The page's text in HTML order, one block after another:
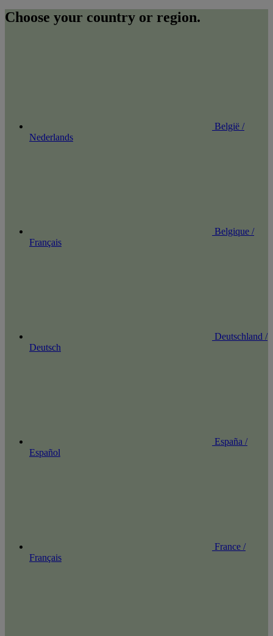
Choose your country or region.
België /
Nederlands
Belgique /
Français
Deutschland /
Deutsch
España /
Español
France /
Français